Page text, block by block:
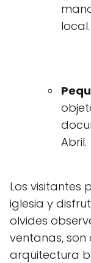
local.
Abril.
Los visitantes
iglesia y
olvides
ventanas,
arquitectura